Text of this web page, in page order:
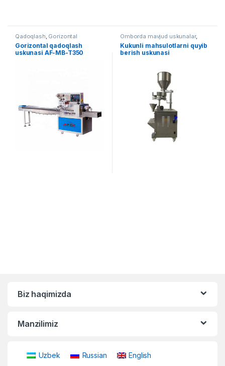
Qadoqlash, Gorizontal
qadoqlash
Gorizontal qadoqlash
uskunasi AF-MB-T350
Omborda mavjud uskunalar,
Qadoqlash Dozator
Kukunli mahsulotlarni quyib
berish uskunasi
Biz haqimizda
Manzilimiz
Uzbek Russian English